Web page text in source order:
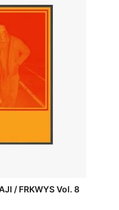
/ FRKWYS Vol. 8